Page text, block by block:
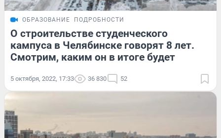
ОБРАЗОВАНИЕ ПОДРОБНОСТИ
О строительстве студенческого
кампуса в Челябинске говорят 8 лет.
Смотрим, каким он в итоге будет
5 октября, 2022, 17:33 36 830 52